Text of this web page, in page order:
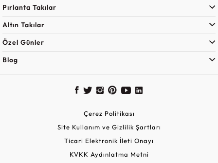
Pırlanta Takılar
Altın Takılar
Özel Günler
Blog
Çerez Politikası
Site Kullanım ve Gizlilik Şartları
Ticari Elektronik İleti Onayı
KVKK Aydınlatma Metni